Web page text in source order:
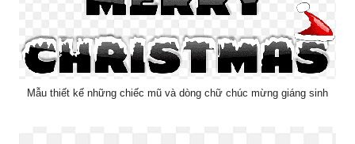
Mẫu thiết kế những chiếc mũ và dòng chữ chúc mừng giáng sinh